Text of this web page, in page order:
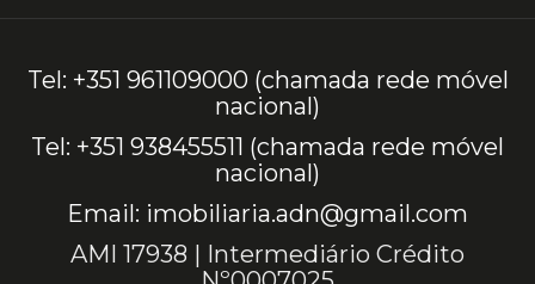
Tel: +351 961109000 (chamada rede móvel
nacional)
Tel: +351 938455511 (chamada rede móvel
nacional)
Email: imobiliaria.adn@gmail.com
AMI 17938 | Intermediário Crédito